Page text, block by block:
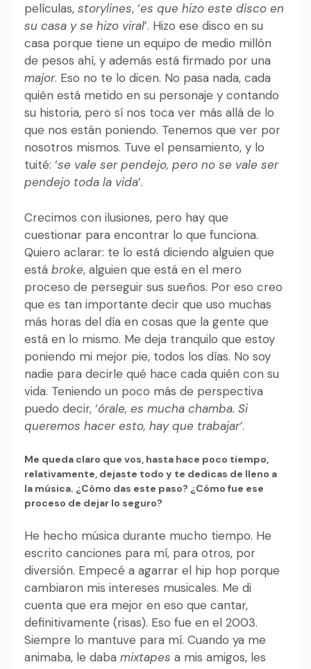
películas, storylines, ‘es que hizo este disco en
su casa y se hizo viral’. Hizo ese disco en su
casa porque tiene un equipo de medio millón
de pesos ahí, y además está firmado por una
major. Eso no te lo dicen. No pasa nada, cada
quién está metido en su personaje y contando
su historia, pero sí nos toca ver más allá de lo
que nos están poniendo. Tenemos que ver por
nosotros mismos. Tuve el pensamiento, y lo
tuité: ‘se vale ser pendejo, pero no se vale ser
pendejo toda la vida’.
Crecimos con ilusiones, pero hay que
cuestionar para encontrar lo que funciona.
Quiero aclarar: te lo está diciendo alguien que
está broke, alguien que está en el mero
proceso de perseguir sus sueños. Por eso creo
que es tan importante decir que uso muchas
más horas del día en cosas que la gente que
está en lo mismo. Me deja tranquilo que estoy
poniendo mi mejor pie, todos los días. No soy
nadie para decirle qué hace cada quién con su
vida. Teniendo un poco más de perspectiva
puedo decir, ‘órale, es mucha chamba. Si
queremos hacer esto, hay que trabajar’.
Me queda claro que vos, hasta hace poco tiempo,
relativamente, dejaste todo y te dedicas de lleno a
la música. ¿Cómo das este paso? ¿Cómo fue ese
proceso de dejar lo seguro?
He hecho música durante mucho tiempo. He
escrito canciones para mí, para otros, por
diversión. Empecé a agarrar el hip hop porque
cambiaron mis intereses musicales. Me di
cuenta que era mejor en eso que cantar,
definitivamente (risas). Eso fue en el 2003.
Siempre lo mantuve para mí. Cuando ya me
animaba, le daba mixtapes a mis amigos, les